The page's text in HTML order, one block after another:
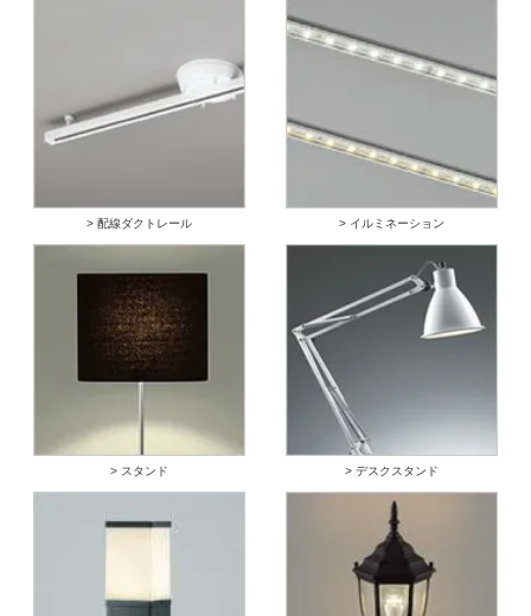
> 配線ダクトレール > イルミネーション
> スタンド > デスクスタンド